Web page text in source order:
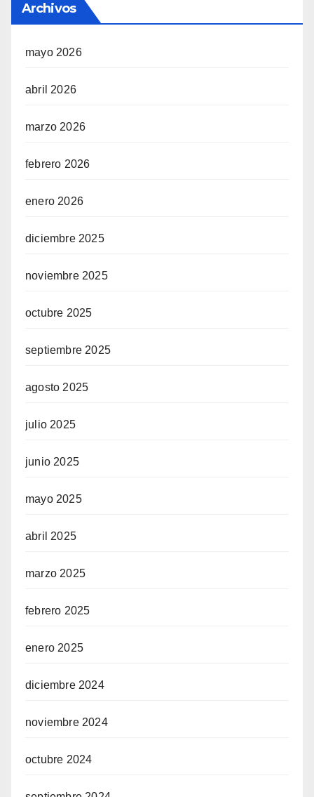
Archivos
mayo 2026
abril 2026
marzo 2026
febrero 2026
enero 2026
diciembre 2025
noviembre 2025
octubre 2025
septiembre 2025
agosto 2025
julio 2025
junio 2025
mayo 2025
abril 2025
marzo 2025
febrero 2025
enero 2025
diciembre 2024
noviembre 2024
octubre 2024